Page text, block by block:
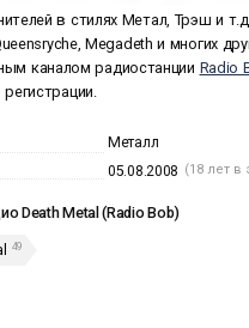
в стилях Метал, Трэш и
Megadeth и многих
каналом радиостанции Radio
Металл
05.08.2008 (18 лет в
Death Metal (Radio Bob)
49